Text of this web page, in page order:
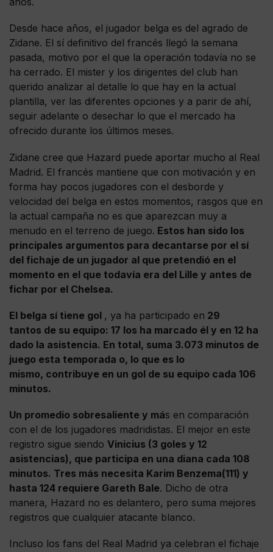
Desde hace años, el jugador belga es del agrado de
Zidane. El sí definitivo del francés llegó la semana
pasada, motivo por el que la operación todavía no se
ha cerrado. El mister y los dirigentes del club han
querido analizar al detalle lo que hay en la actual
plantilla, ver las diferentes opciones y a parir de ahí,
seguir adelante o desechar lo que el mercado ha
ofrecido durante los últimos meses.
Zidane cree que Hazard puede aportar mucho al Real
Madrid. El francés mantiene que con motivación y en
forma hay pocos jugadores con el desborde y
velocidad del belga en estos momentos, rasgos que en
la actual campaña no es que aparezcan muy a
menudo en el terreno de juego. Estos han sido los
principales argumentos para decantarse por el sí
del fichaje de un jugador al que pretendió en el
momento en el que todavía era del Lille y antes de
fichar por el Chelsea.
El belga sí tiene gol , ya ha participado en 29
tantos de su equipo: 17 los ha marcado él y en 12 ha
dado la asistencia. En total, suma 3.073 minutos de
juego esta temporada o, lo que es lo
mismo, contribuye en un gol de su equipo cada 106
minutos.
Un promedio sobresaliente y más en comparación
con el de los jugadores madridistas. El mejor en este
registro sigue siendo Vinicius (3 goles y 12
asistencias), que participa en una diana cada 108
minutos. Tres más necesita Karim Benzema(111) y
hasta 124 requiere Gareth Bale. Dicho de otra
manera, Hazard no es delantero, pero suma mejores
registros que cualquier atacante blanco.
Incluso los fans del Real Madrid ya celebran el fichaje